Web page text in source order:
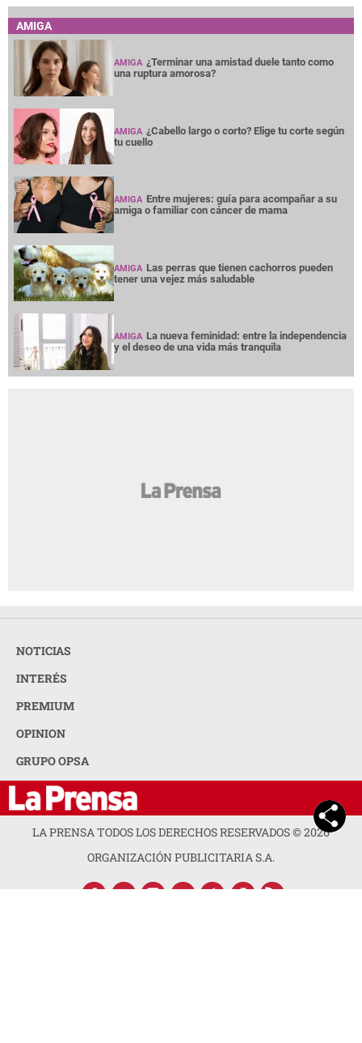
AMIGA
AMIGA ¿Terminar una amistad duele tanto como
una ruptura amorosa?
AMIGA ¿Cabello largo o corto? Elige tu corte según
tu cuello
AMIGA Entre mujeres: guía para acompañar a su
amiga o familiar con cáncer de mama
AMIGA Las perras que tienen cachorros pueden
tener una vejez más saludable
AMIGA La nueva feminidad: entre la independencia
y el deseo de una vida más tranquila
NOTICIAS
INTERÉS
PREMIUM
OPINION
GRUPO OPSA
LA PRENSA TODOS LOS DERECHOS RESERVADOS ©2026
ORGANIZACIÓN PUBLICITARIA S.A.